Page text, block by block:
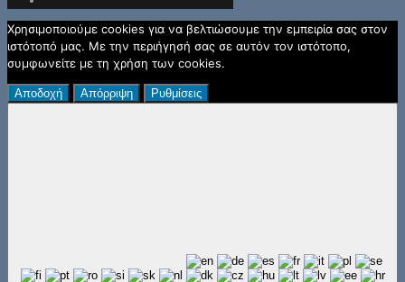
Χρησιμοποιούμε cookies για να βελτιώσουμε την εμπειρία σας στον
ιστότοπό μας. Με την περιήγησή σας σε αυτόν τον ιστότοπο,
συμφωνείτε με τη χρήση των cookies.
Αποδοχή Απόρριψη Ρυθμίσεις